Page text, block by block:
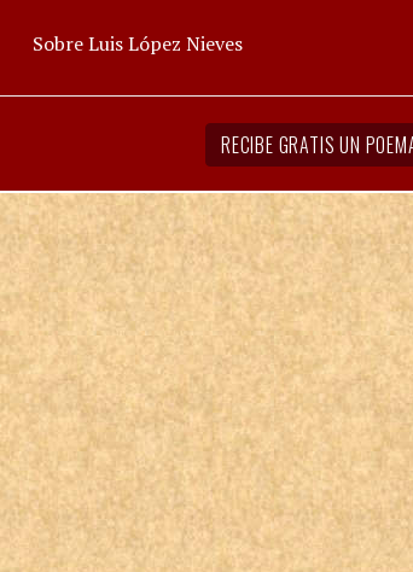
Sobre Luis López Nieves
RECIBE GRATIS UN